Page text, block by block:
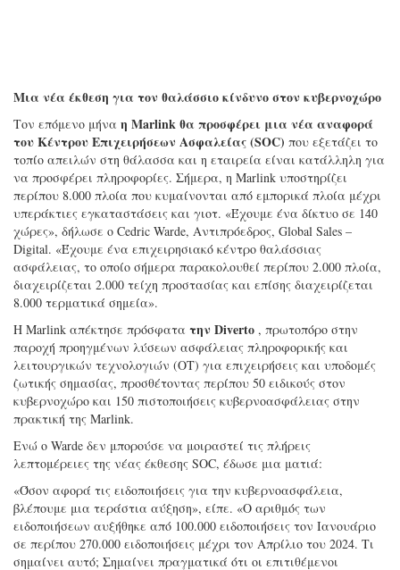
Μια νέα έκθεση για τον θαλάσσιο κίνδυνο στον κυβερνοχώρο
Τον επόμενο μήνα η Marlink θα προσφέρει μια νέα αναφορά
του Κέντρου Επιχειρήσεων Ασφαλείας (SOC) που εξετάζει το
τοπίο απειλών στη θάλασσα και η εταιρεία είναι κατάλληλη για
να προσφέρει πληροφορίες. Σήμερα, η Marlink υποστηρίζει
περίπου 8.000 πλοία που κυμαίνονται από εμπορικά πλοία μέχρι
υπεράκτιες εγκαταστάσεις και γιοτ. «Έχουμε ένα δίκτυο σε 140
χώρες», δήλωσε ο Cedric Warde, Αντιπρόεδρος, Global Sales –
Digital. «Έχουμε ένα επιχειρησιακό κέντρο θαλάσσιας
ασφάλειας, το οποίο σήμερα παρακολουθεί περίπου 2.000 πλοία,
διαχειρίζεται 2.000 τείχη προστασίας και επίσης διαχειρίζεται
8.000 τερματικά σημεία».
Η Marlink απέκτησε πρόσφατα την Diverto , πρωτοπόρο στην
παροχή προηγμένων λύσεων ασφάλειας πληροφορικής και
λειτουργικών τεχνολογιών (OT) για επιχειρήσεις και υποδομές
ζωτικής σημασίας, προσθέτοντας περίπου 50 ειδικούς στον
κυβερνοχώρο και 150 πιστοποιήσεις κυβερνοασφάλειας στην
πρακτική της Marlink.
Ενώ ο Warde δεν μπορούσε να μοιραστεί τις πλήρεις
λεπτομέρειες της νέας έκθεσης SOC, έδωσε μια ματιά:
«Όσον αφορά τις ειδοποιήσεις για την κυβερνοασφάλεια,
βλέπουμε μια τεράστια αύξηση», είπε. «Ο αριθμός των
ειδοποιήσεων αυξήθηκε από 100.000 ειδοποιήσεις τον Ιανουάριο
σε περίπου 270.000 ειδοποιήσεις μέχρι τον Απρίλιο του 2024. Τι
σημαίνει αυτό; Σημαίνει πραγματικά ότι οι επιτιθέμενοι